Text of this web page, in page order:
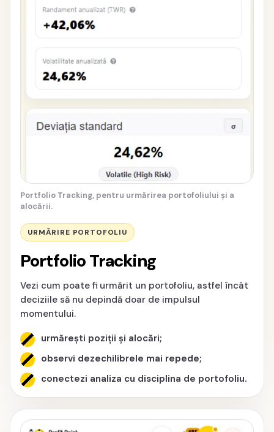
Portfolio Tracking, pentru urmărirea portofoliului și a
alocării.
URMĂRIRE PORTOFOLIU
Portfolio Tracking
Vezi cum poate fi urmărit un portofoliu, astfel încât
deciziile să nu depindă doar de impulsul
momentului.
urmărești poziții și alocări;
observi dezechilibrele mai repede;
conectezi analiza cu disciplina de portofoliu.